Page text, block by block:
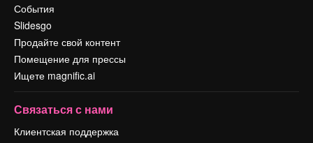
События
Slidesgo
Продайте свой контент
Помещение для прессы
Ищете magnific.ai
Связаться с нами
Клиентская поддержка